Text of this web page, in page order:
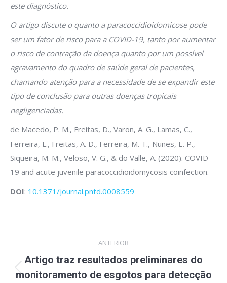
este diagnóstico.
O artigo discute o quanto a paracoccidioidomicose pode
ser um fator de risco para a COVID-19, tanto por aumentar
o risco de contração da doença quanto por um possível
agravamento do quadro de saúde geral de pacientes,
chamando atenção para a necessidade de se expandir este
tipo de conclusão para outras doenças tropicais
negligenciadas.
de Macedo, P. M., Freitas, D., Varon, A. G., Lamas, C.,
Ferreira, L., Freitas, A. D., Ferreira, M. T., Nunes, E. P.,
Siqueira, M. M., Veloso, V. G., & do Valle, A. (2020). COVID-
19 and acute juvenile paracoccidioidomycosis coinfection.
DOI: 10.1371/journal.pntd.0008559
de
post:
ANTERIOR
Post
Artigo traz resultados preliminares do
monitoramento de esgotos para detecção